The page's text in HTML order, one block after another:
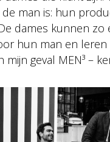
man is: hun
dames kunnen
hun man en leren
geval MEN³ –